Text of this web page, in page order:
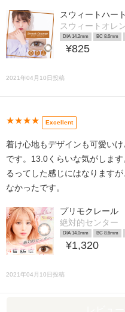
スウィートハート
スウィートオレ
DIA 14.2mm BC 8.6mm
¥825
2021年04月10日投稿
★★★★ Excellent
着け心地もデザインも可愛い
です。13.0くらいな気がしま
るってした感じにはなります
なかったです。
プリモクレール
絶対的センター
DIA 14.0mm BC 8.6mm
¥1,320
2021年04月10日投稿